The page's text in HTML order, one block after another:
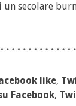
secolare
like,
Facebook,